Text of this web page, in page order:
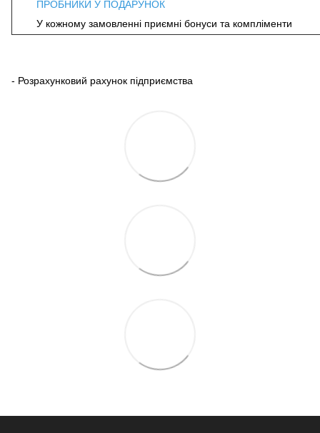
ПРОБНИКИ У ПОДАРУНОК
У кожному замовленні приємні бонуси та компліменти
- Розрахунковий рахунок підприємства